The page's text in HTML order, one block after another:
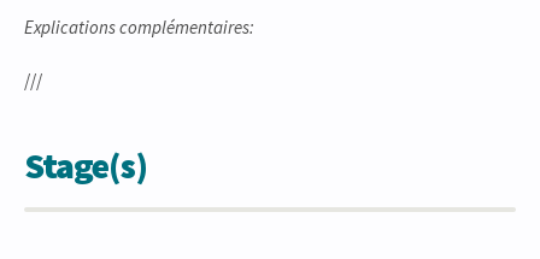
Explications complémentaires:
///
Stage(s)